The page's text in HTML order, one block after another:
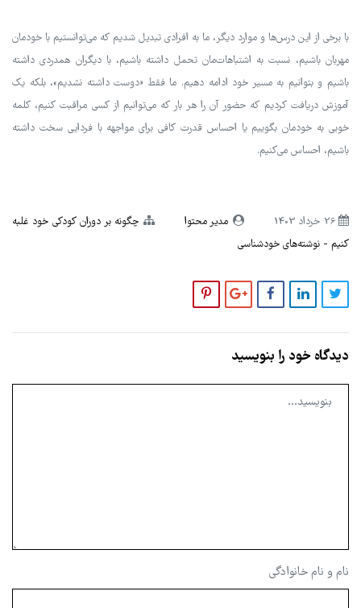
با برخی از این درس‌ها و موارد دیگر، ما به افرادی تبدیل شدیم که می‌توانستیم با خودمان
مهربان باشیم، نسبت به اشتباهات‌مان تحمل داشته باشیم، با دیگران همدردی داشته
باشیم و بتوانیم به مسیر خود ادامه دهیم. ما فقط «دوست داشته نشدیم»، بلکه یک
آموزش دریافت کردیم که حضور آن را هر بار که می‌توانیم از کسی مراقبت کنیم، کلمه
خوبی به خودمان بگوییم یا احساس قدرت کافی برای مواجهه با فردایی سخت داشته
باشیم، احساس می‌کنیم.
26 خرداد 1403 مدیر محتوا
چگونه بر دوران کودکی خود غلبه
کنیم
نوشته‌های خودشناسی
دیدگاه خود را بنویسید
نام و نام خانوادگی